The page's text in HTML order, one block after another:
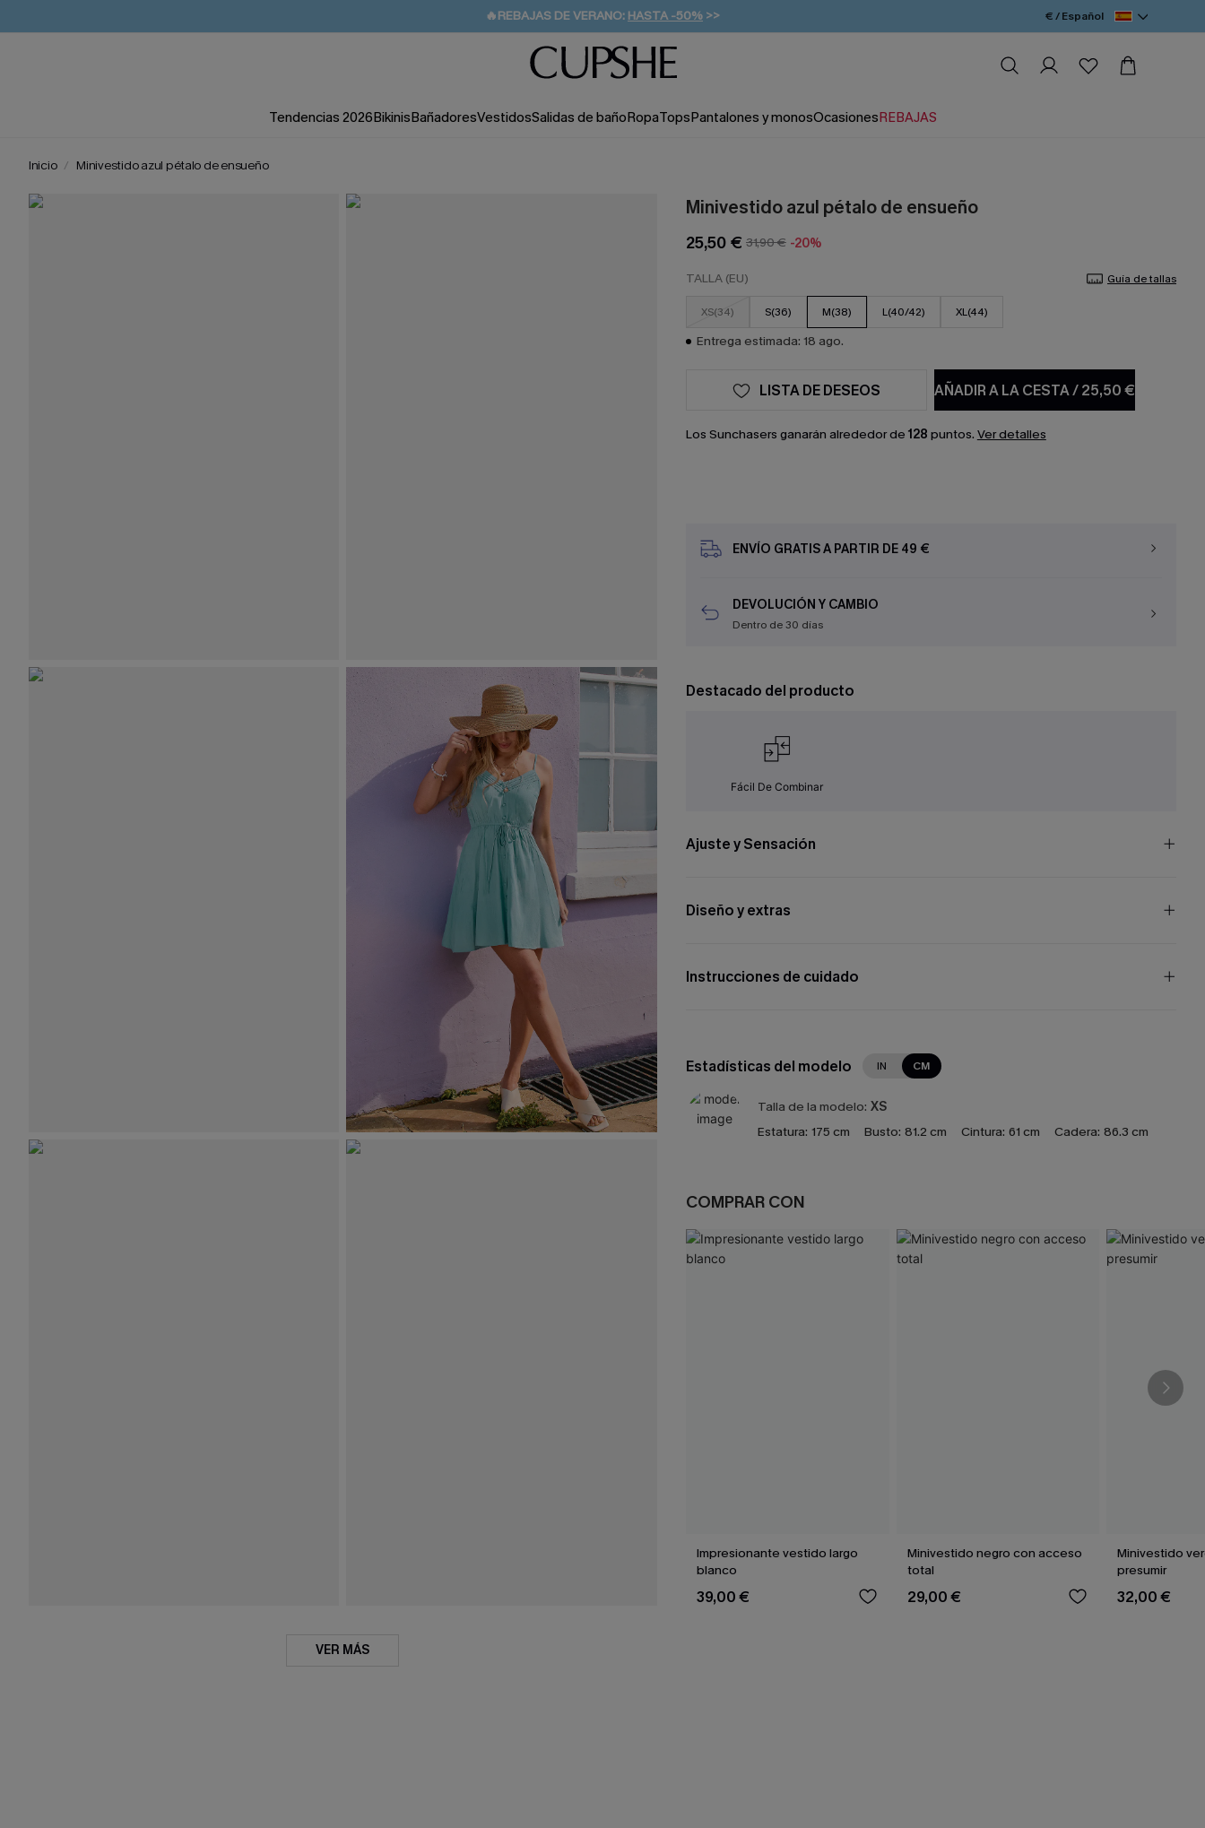
👒PROMOCIÓN DE VERANO:-10% EN 2 VESTIDOS
💌¡SUSCRIBIRSE & GANAR -10% EXTRA!
🚚ENVÍO GRATUITO A PARTIR DE 49 € >>
€ / Español
Tendencias 2026BikinisBañadoresVestidosSalidas de bañoRopaTopsPantalones y monosOcasionesREBAJAS
Inicio Minivestido azul pétalo de ensueño
VER MÁS
Minivestido azul pétalo de ensueño
25,50 € 31,90 € -20%
TALLA (EU) Guía de tallas
XS(34) S(36) M(38) L(40/42) XL(44)
Entrega estimada: 18 ago.
AÑADIR A LA CESTA/25,50 €
LISTA DE DESEOS
Los Sunchasers ganarán alrededor de 128 puntos. Ver detalles
ENVÍO GRATIS A PARTIR DE 49 €
DEVOLUCIÓN Y CAMBIO
Dentro de 30 días
Destacado del producto
Fácil De Combinar
Ajuste y Sensación
Diseño y extras
Instrucciones de cuidado
Estadísticas del modelo IN CM
Talla de la modelo: XS
Estatura: 175 cm Busto: 81.2 cm Cintura: 61 cm Cadera: 86.3 cm
COMPRAR CON
Impresionante vestido largo
blanco
39,00 €
Minivestido negro con acceso
total
29,00 €
Minivestido
presumir
32,00 €